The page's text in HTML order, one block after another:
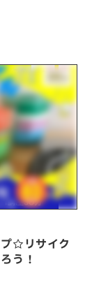
☆リサイク
う！